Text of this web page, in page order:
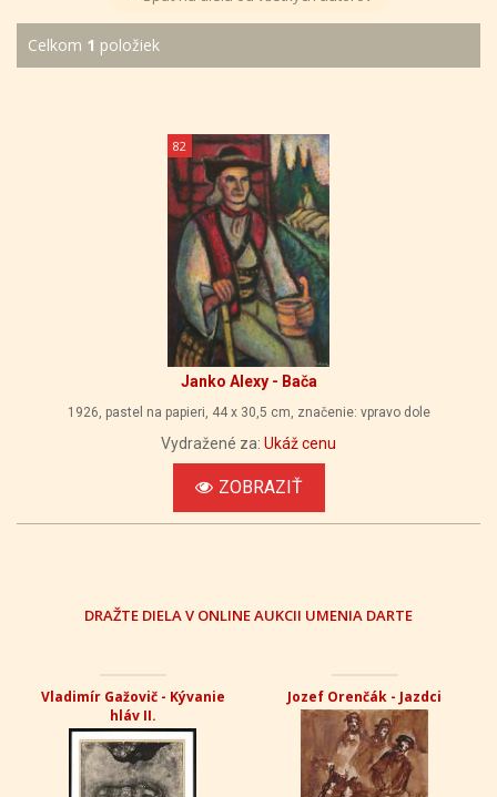
Celkom 1 položiek
82
Janko Alexy - Bača
1926, pastel na papieri, 44 x 30,5 cm, značenie: vpravo dole
Vydražené za: Ukáž cenu
ZOBRAZIŤ
DRAŽTE DIELA V ONLINE AUKCII UMENIA DARTE
Vladimír Gažovič - Kývanie
hláv II.
Jozef Orenčák - Jazdci